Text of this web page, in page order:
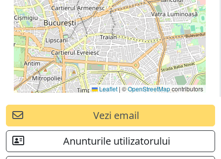
Leaflet | ©OpenStreetMapcontributors
Vezi email
Anunturile utilizatorului